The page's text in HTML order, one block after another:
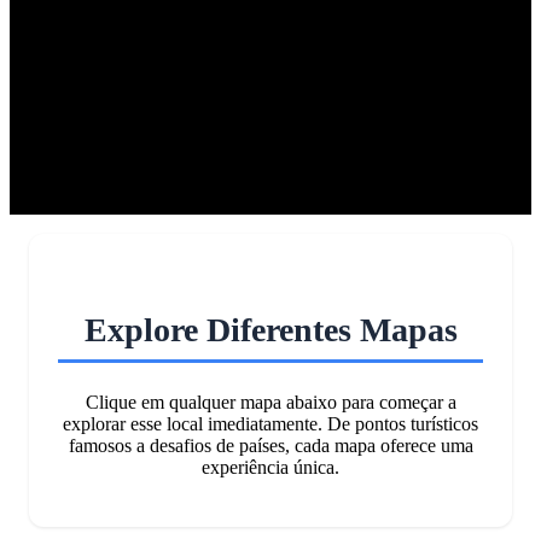
Explore Diferentes Mapas
Clique em qualquer mapa abaixo para começar a
explorar esse local imediatamente. De pontos turísticos
famosos a desafios de países, cada mapa oferece uma
experiência única.